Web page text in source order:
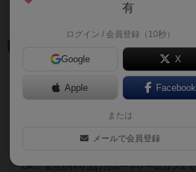
でログインすると、同じ都道府県内の店舗に絞
Friends Friends
福岡県福岡市博多区祇園町４−６平
遊べるボードゲーム
455個
博多のボードゲームカフェ♡広いテーブル(最
OK！ 女性が作り上げたボードゲームカフェ
有
ログイン / 会員登録（10秒）
Google X
Apple Facebook
または
メールで会員登録